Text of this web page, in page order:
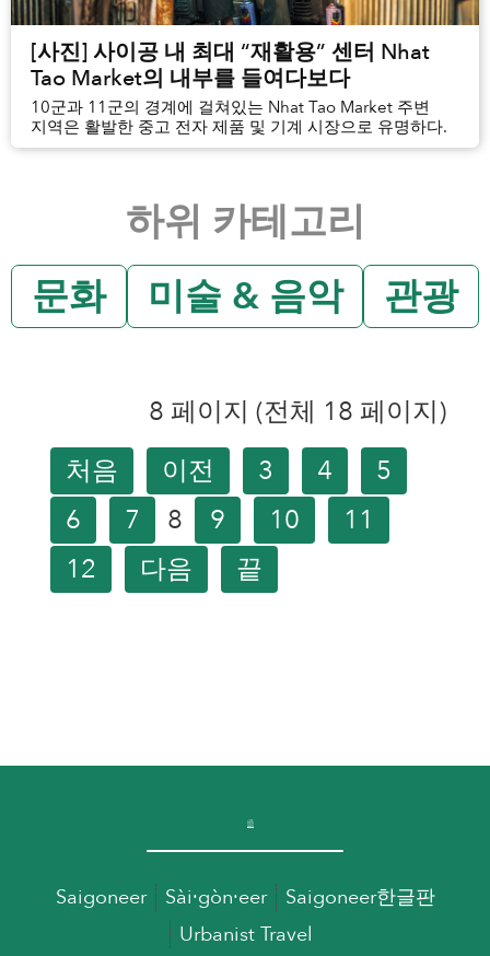
[사진] 사이공 내 최대 “재활용” 센터 Nhat
Tao Market의 내부를 들여다보다
10군과 11군의 경계에 걸쳐있는 Nhat Tao Market 주변
지역은 활발한 중고 전자 제품 및 기계 시장으로 유명하다.
하위 카테고리
문화 미술 & 음악 관광
8 페이지 (전체 18 페이지)
처음
이전 3 4
5
6
7 8 9 10
11
12
다음 끝
Saigoneer Sài·gòn·eer
Saigoneer한글판
Urbanist Travel